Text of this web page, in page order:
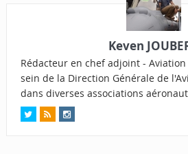
Keven
Rédacteur en chef adjoint -
sein de la Direction Générale de
dans diverses associations